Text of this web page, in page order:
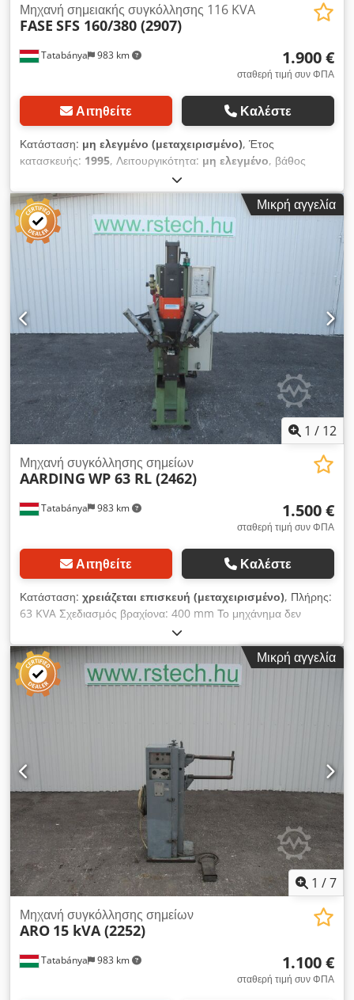
Tatabánya 983 km
Μηχανή σημειακής συγκόλλησης 116 KVA
FASE SFS 160/380 (2907)
1.900 €
σταθερή τιμή συν ΦΠΑ
Αιτηθείτε Καλέστε
Κατάσταση: μη ελεγμένο (μεταχειρισμένο), Έτος
κατασκευής: 1995, Λειτουργικότητα: μη ελεγμένο, βάθος
, Κατασκευαστής: Fase Πλήρης: 116 kVA
Σχεδιασμός: 500mm Το μηχάνημα αποτελούσε μέρος ενός
συστήματος, οι ρυθμίσεις και η απόδοσή του ελέγχονταν μέσω
μιας κεντρικής μονάδας ελέγχου, η οποία επί του παρόντος
λείπει, Αυτή η έκδοση είναι απαραίτητη για τη λειτουργία του
μηχανήματος! Crjdpfx Aisuhn Tkorsf
Μικρή αγγελία
1 / 12
Tatabánya 983 km
Μηχανή συγκόλλησης σημείων
AARDING WP 63 RL (2462)
1.500 €
σταθερή τιμή συν ΦΠΑ
Αιτηθείτε Καλέστε
Κατάσταση: χρειάζεται επισκευή (μεταχειρισμένο), Πλήρης:
63 KVA Σχεδιασμός βραχίονα: 400 mm Το μηχάνημα δεν
λειτουργεί προς το παρόν (λείπει ο πίνακας ελέγχου) Credjpy
Dx Ijpfx Airef
Μικρή αγγελία
1 /7
Tatabánya 983 km
Μηχανή συγκόλλησης σημείων
ARO 15 kVA (2252)
1.100 €
σταθερή τιμή συν ΦΠΑ